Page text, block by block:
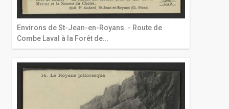
Environs de St-Jean-en-Royans. - Route de
Combe Laval à la Forêt de...